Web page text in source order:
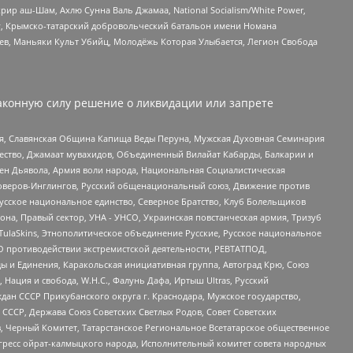
аш-Шам, Ахлю Сунна Валь Джамаа, National Socialism/White Power,
Крымско-татарский добровольческий батальон имени Номана
Маньяки Культ Убийц, Молодёжь Которая Улыбается, Легион Свобода
силу решение о ликвидации или запрете
Славянская Община Капища Веды Перуна, Мужская Духовная Семинария
Джамаат мувахидов, Объединенный Вилайат Кабарды, Балкарии и
Дьявола, Армия воли народа, Национальная Социалистическая
Инглингов, Русский общенациональный союз, Движение против
национальное единство, Северное Братство, Клуб Болельщиков
Правый сектор, УНА - УНСО, Украинская повстанческая армия, Тризуб
Этнополитическое объединение Русские, Русское национальное
экстремистской деятельности, РЕВТАТПОД,
Единения, Каракольская инициативная группа, Автоград Крю, Союз
Нация и свобода, W.H.С., Фалунь Дафа, Иртыш Ultras, Русский
СССР Прикубанского округа г. Краснодара, Мужское государство,
Держава Союз Советских Светлых Родов, Совет Советских
Комитет, Татарстанское Региональное Всетатарское общественное
ойрат-калмыцкого народа, Исполнительный комитет совета народных